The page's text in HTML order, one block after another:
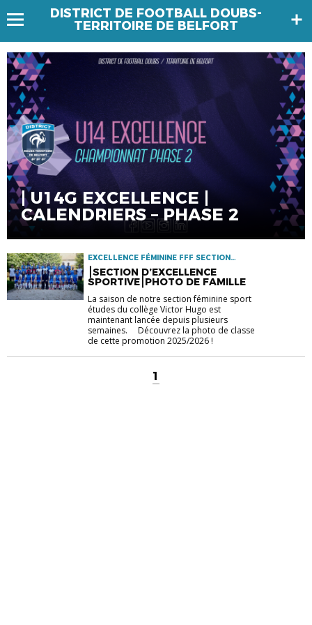
DISTRICT DE FOOTBALL DOUBS-
TERRITOIRE DE BELFORT
| U14G EXCELLENCE |
CALENDRIERS – PHASE 2
EXCELLENCE FÉMININE FFF SECTION
SPORTIVE
⎮SECTION D’EXCELLENCE
SPORTIVE⎮PHOTO DE FAMILLE
La saison de notre section féminine sport
études du collège Victor Hugo est
maintenant lancée depuis plusieurs
semaines. Découvrez la photo de classe
de cette promotion 2025/2026 !
1